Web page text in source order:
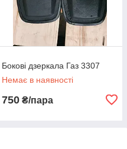
Бокові дзеркала Газ 3307
Немає в наявності
750 ₴/пара